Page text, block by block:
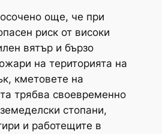
още, че при
риск от високи
вятър и бързо
на територията на
кметовете на
трябва своевременно
стопани,
и работещите в